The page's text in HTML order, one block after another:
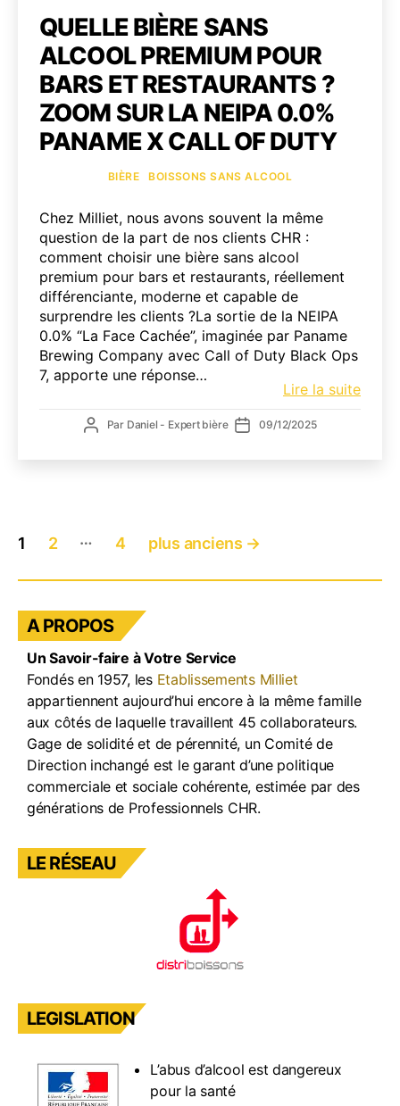
QUELLE BIÈRE SANS
ALCOOL PREMIUM POUR
BARS ET RESTAURANTS ?
ZOOM SUR LA NEIPA 0.0%
PANAME X CALL OF DUTY
CatégoriesBIÈRE BOISSONS SANS ALCOOL
Chez Milliet, nous avons souvent la même
question de la part de nos clients CHR :
comment choisir une bière sans alcool
premium pour bars et restaurants, réellement
différenciante, moderne et capable de
surprendre les clients ?La sortie de la NEIPA
0.0% “La Face Cachée”, imaginée par Paname
Brewing Company avec Call of Duty Black Ops
7, apporte une réponse…
Lire la suite
bière
Zoom
x
AuteurPar Daniel - Expert bière Date
09/12/2025
Pagination
des
publications
1 2 … 4 plus anciens →
A PROPOS
Un Savoir-faire à Votre Service
Fondés en 1957, les Etablissements Milliet
appartiennent aujourd’hui encore à la même famille
aux côtés de laquelle travaillent 45 collaborateurs.
Gage de solidité et de pérennité, un Comité de
Direction inchangé est le garant d’une politique
commerciale et sociale cohérente, estimée par des
générations de Professionnels CHR.
LE RÉSEAU
LEGISLATION
L’abus d’alcool est dangereux
pour la santé